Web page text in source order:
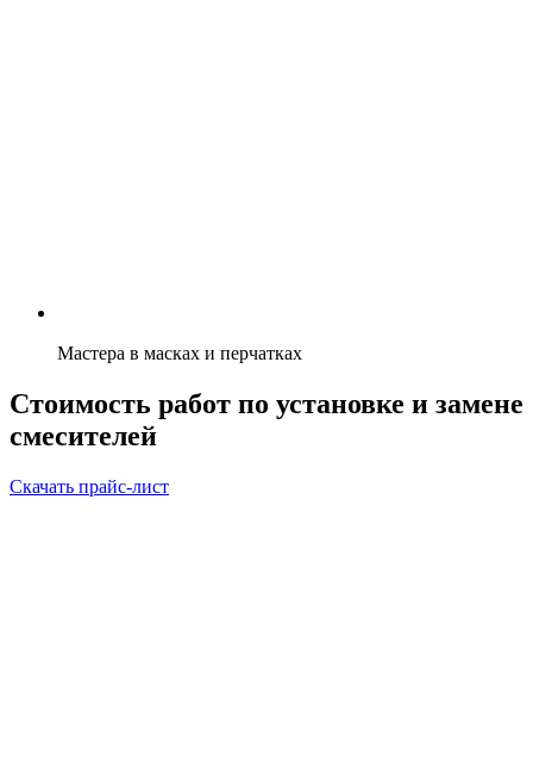
Мастера в масках и перчатках
Стоимость работ по установке и замене
смесителей
Скачать прайс-лист